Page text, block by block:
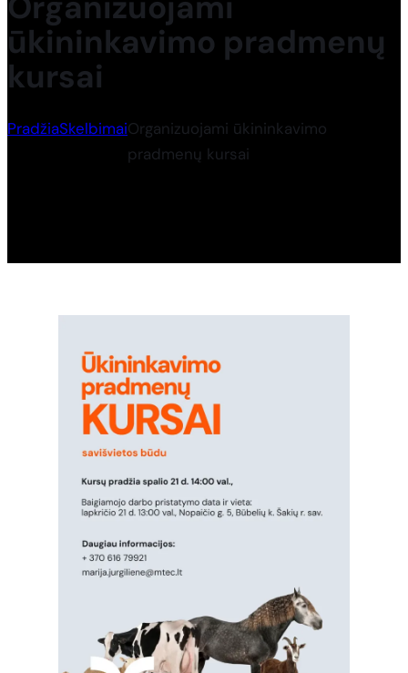
ūkininkavimo pradmenų
kursai
PradžiaSkelbimaiOrganizuojami ūkininkavimo
pradmenų kursai